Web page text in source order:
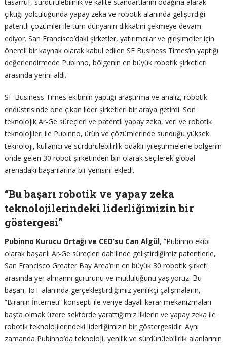
çıktığı yolculuğunda yapay zeka ve robotik alanında geliştirdiği
patentli çözümler ile tüm dünyanın dikkatini çekmeye devam
ediyor. San Francisco’daki şirketler, yatırımcılar ve girişimciler için
önemli bir kaynak olarak kabul edilen SF Business Times’ın yaptığı
değerlendirmede Pubinno, bölgenin en büyük robotik şirketleri
arasında yerini aldı.
SF Business Times ekibinin yaptığı araştırma ve analiz, robotik
endüstrisinde öne çıkan lider şirketleri bir araya getirdi. Son
teknolojik Ar-Ge süreçleri ve patentli yapay zeka, veri ve robotik
teknolojileri ile Pubinno, ürün ve çözümlerinde sunduğu yüksek
teknoloji, kullanıcı ve sürdürülebilirlik odaklı iyileştirmelerle bölgenin
önde gelen 30 robot şirketinden biri olarak seçilerek global
arenadaki başarılarına bir yenisini ekledi.
“Bu başarı robotik ve yapay zeka
teknolojilerindeki liderliğimizin bir
göstergesi”
Pubinno Kurucu Ortağı ve CEO’su Can Algül, “Pubinno ekibi
olarak başarılı Ar-Ge süreçleri dahilinde geliştirdiğimiz patentlerle,
San Francisco Greater Bay Area’nın en büyük 30 robotik şirketi
arasında yer almanın gururunu ve mutluluğunu yaşıyoruz. Bu
başarı, IoT alanında gerçekleştirdiğimiz yenilikçi çalışmaların,
“Biranın İnterneti” konsepti ile veriye dayalı karar mekanizmaları
başta olmak üzere sektörde yarattığımız ilklerin ve yapay zeka ile
robotik teknolojilerindeki liderliğimizin bir göstergesidir. Aynı
zamanda Pubinno’da teknoloji, yenilik ve sürdürülebilirlik alanlarının